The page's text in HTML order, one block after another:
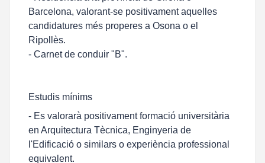
Barcelona, valorant-se positivament aquelles
candidatures més properes a Osona o el
Ripollès.
- Carnet de conduir "B".
Estudis mínims
- Es valorarà positivament formació universitària
en Arquitectura Tècnica, Enginyeria de
l'Edificació o similars o experiència professional
equivalent.